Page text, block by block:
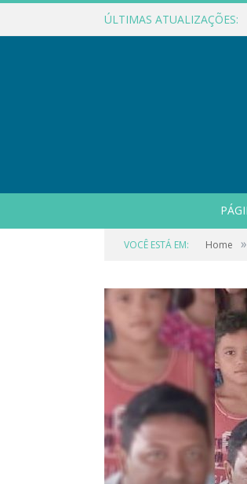
ÚLTIMAS ATUALIZAÇÕES:
VOCÊ ESTÁ EM: Home »